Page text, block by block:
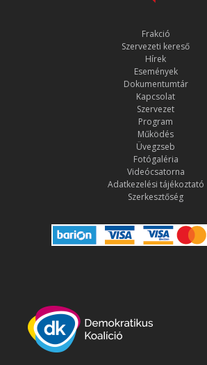
Frakció
Szervezeti kereső
Hírek
Események
Dokumentumtár
Kapcsolat
Szervezet
Program
Működés
Üvegzseb
Fotógaléria
Videócsatorna
Adatkezelési tájékoztató
Szerkesztőség